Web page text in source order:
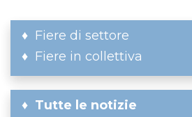
Fiere di settore
Fiere in collettiva
Tutte le notizie